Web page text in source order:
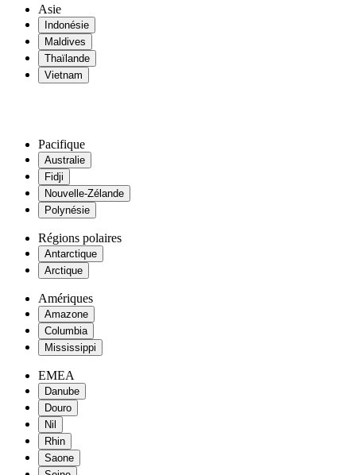
Asie
Indonésie
Maldives
Thaïlande
Vietnam
Pacifique
Australie
Fidji
Nouvelle-Zélande
Polynésie
Régions polaires
Antarctique
Arctique
Amériques
Amazone
Columbia
Mississippi
EMEA
Danube
Douro
Nil
Rhin
Saone